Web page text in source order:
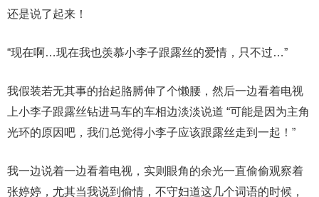
还是说了起来！
“现在啊…现在我也羡慕小李子跟露丝的爱情，只不过…”
我假装若无其事的抬起胳膊伸了个懒腰，然后一边看着电视
上小李子跟露丝钻进马车的车相边淡淡说道 “可能是因为主角
光环的原因吧，我们总觉得小李子应该跟露丝走到一起！”
我一边说着一边看着电视，实则眼角的余光一直偷偷观察着
张婷婷，尤其当我说到偷情，不守妇道这几个词语的时候，